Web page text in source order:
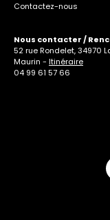
Contactez-nous
Nous contacter /
52 rue Rondelet, 34970
Maurin - Itinéraire
04 99 61 57 66